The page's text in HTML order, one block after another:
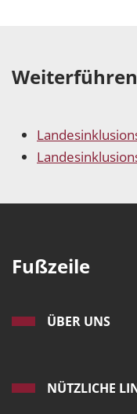
Fußzeile
ÜBER UNS
NÜTZLICHE